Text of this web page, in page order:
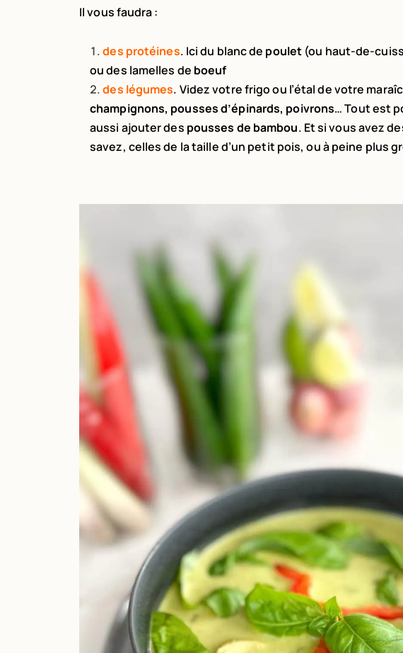
Il vous faudra :
des protéines. Ici du blanc de poulet (ou haut-de-
ou des lamelles de boeuf
des légumes. Videz votre frigo ou l’étal de votre
champignons, pousses d’épinards, poivrons… Tout est
aussi ajouter des pousses de bambou. Et si vous avez
savez, celles de la taille d’un petit pois, ou à peine plus